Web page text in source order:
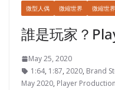
微型人偶 微縮世界 微縮世
誰是玩家？
May 25, 2020
1:64, 1:87, 2020, Brand
May 2020, Player Production